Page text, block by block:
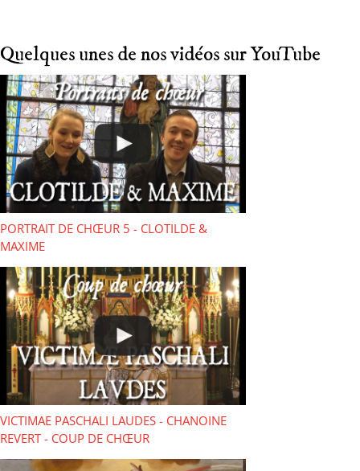
Quelques unes de nos vidéos sur YouTube
PORTRAIT DE CHŒUR 5 - CLOTILDE &
MAXIME
VICTIMAE PASCHALI LAUDES - CHANOINE
REVERT - COUP DE CHŒUR